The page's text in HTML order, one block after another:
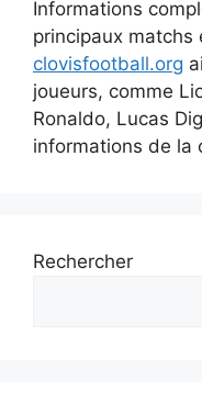
Informations
principaux matchs
clovisfootball.org
joueurs, comme
Ronaldo, Lucas
informations de la
Rechercher